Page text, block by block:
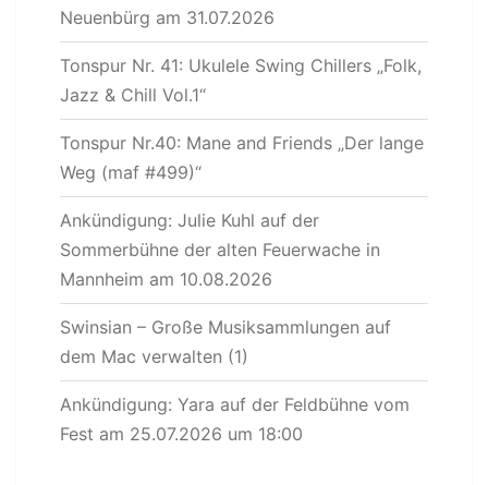
Neuenbürg am 31.07.2026
Tonspur Nr. 41: Ukulele Swing Chillers „Folk,
Jazz & Chill Vol.1“
Tonspur Nr.40: Mane and Friends „Der lange
Weg (maf #499)“
Ankündigung: Julie Kuhl auf der
Sommerbühne der alten Feuerwache in
Mannheim am 10.08.2026
Swinsian – Große Musiksammlungen auf
dem Mac verwalten (1)
Ankündigung: Yara auf der Feldbühne vom
Fest am 25.07.2026 um 18:00